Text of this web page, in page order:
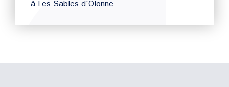
à Les Sables d'Olonne